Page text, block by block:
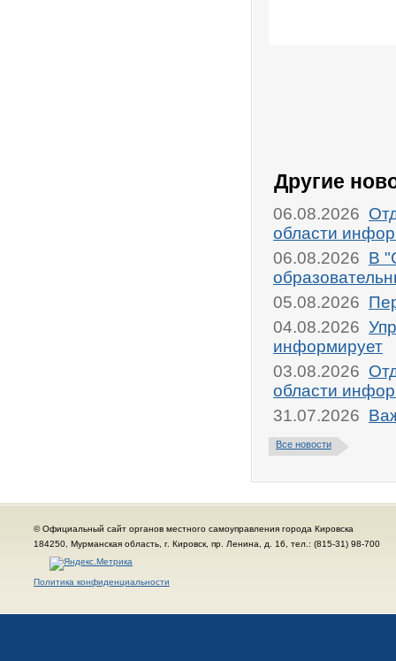
Другие
06.08.2026
области
06.08.2026 В
05.08.2026
04.08.2026
информирует
03.08.2026
области
31.07.2026
Все новости
© Официальный сайт органов местного самоуправления города Кировска
184250, Мурманская область, г. Кировск, пр. Ленина, д. 16, тел.: (815-31) 98-700
Политика конфиденциальности